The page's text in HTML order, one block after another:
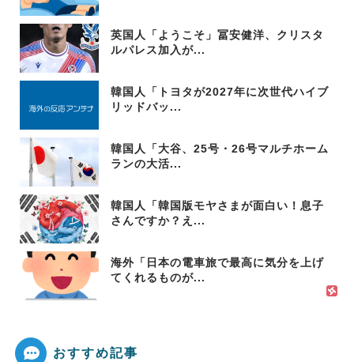
英国人「ようこそ」冨安健洋、クリスタ
ルパレス加入が...
韓国人「トヨタが2027年に次世代ハイブ
リッドバッ...
韓国人「大谷、25号・26号マルチホーム
ランの大活...
韓国人「韓国版モヤさまが面白い！息子
さんですか？え...
海外「日本の電車旅で最高に気分を上げ
てくれるものが...
おすすめ記事